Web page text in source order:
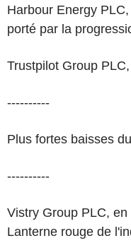
Harbour Energy
porté par la
Trustpilot Group
----------
Plus fortes baisses
----------
Vistry Group PLC,
Lanterne rouge de